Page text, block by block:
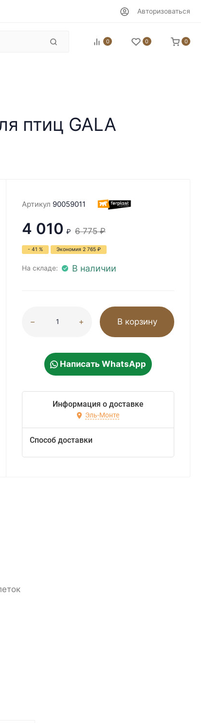
Авторизоваться
0 0 0
птиц GALA
Артикул 90059011
4 010 ₽ 6 775 ₽
- 41 % Экономия 2 765 ₽
На складе: В наличии
В корзину
Написать WhatsApp
Информация о доставке
Эль-Монте
Способ доставки